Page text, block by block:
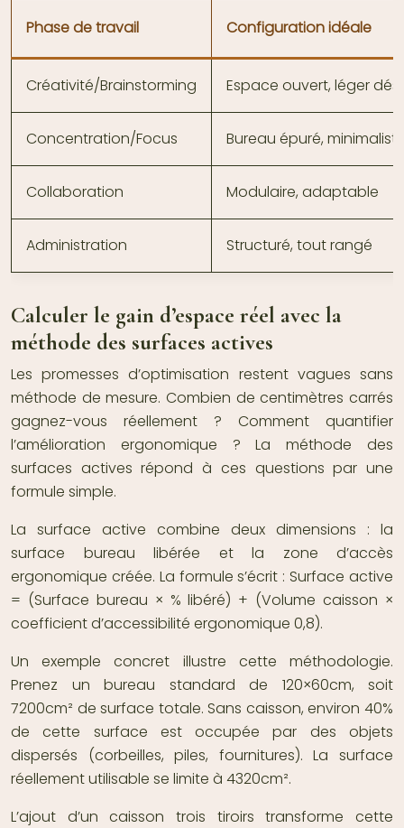
Phase de travail Configuration idéale
Créativité/Brainstorming Espace ouvert, léger
Concentration/Focus Bureau épuré,
Collaboration Modulaire, adaptable
Administration Structuré, tout rangé
Calculer le gain d’espace réel avec la
méthode des surfaces actives
Les promesses d’optimisation restent vagues sans
méthode de mesure. Combien de centimètres carrés
gagnez-vous réellement ? Comment quantifier
l’amélioration ergonomique ? La méthode des
surfaces actives répond à ces questions par une
formule simple.
La surface active combine deux dimensions : la
surface bureau libérée et la zone d’accès
ergonomique créée. La formule s’écrit : Surface active
= (Surface bureau × % libéré) + (Volume caisson ×
coefficient d’accessibilité ergonomique 0,8).
Un exemple concret illustre cette méthodologie.
Prenez un bureau standard de 120×60cm, soit
7200cm² de surface totale. Sans caisson, environ 40%
de cette surface est occupée par des objets
dispersés (corbeilles, piles, fournitures). La surface
réellement utilisable se limite à 4320cm².
L’ajout d’un caisson trois tiroirs transforme cette